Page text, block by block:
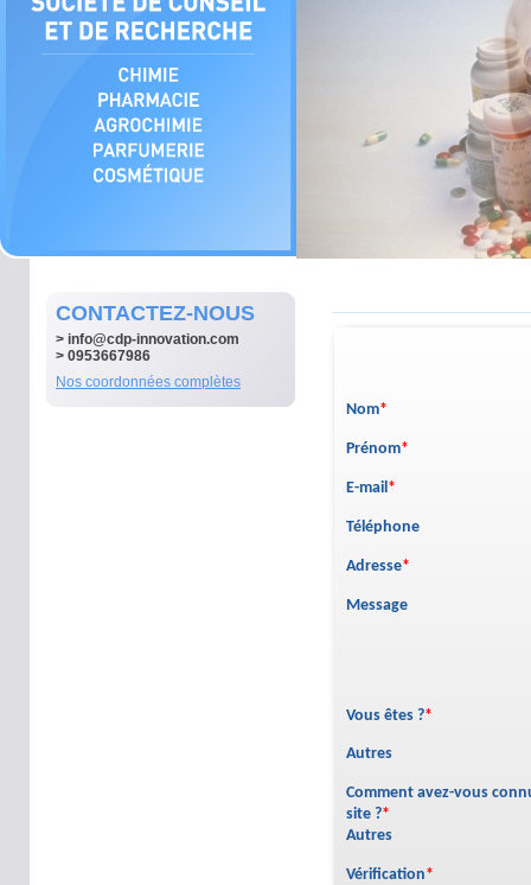
CONTACTEZ-NOUS
> info@cdp-innovation.com
> 0953667986
Nos coordonnées complètes
Nom*
Prénom*
E-mail*
Téléphone
Adresse*
Message
Vous êtes ?*
Autres
Comment avez-vous
site ?*
Autres
Vérification*